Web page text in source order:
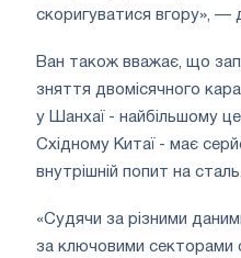
скоригуватися вгору», —
Ван також вважає, що
зняття двомісячного
у Шанхаї - найбільшому
Східному Китаї - має
внутрішній попит на сталь.
«Судячи за різними
за ключовими секторами